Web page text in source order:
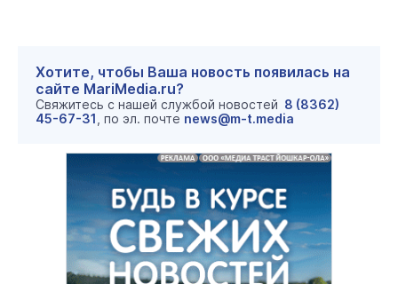
Хотите, чтобы Ваша новость появилась на
сайте MariMedia.ru?
Свяжитесь с нашей службой новостей 8 (8362)
45-67-31 , по эл. почте news@m-t.media